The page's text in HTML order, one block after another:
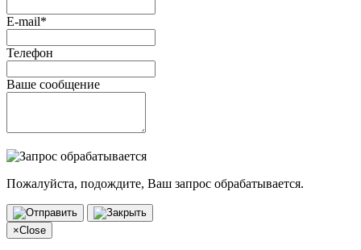
E-mail*
Телефон
Ваше сообщение
Пожалуйста, подождите, Ваш запрос обрабатывается.
×Close